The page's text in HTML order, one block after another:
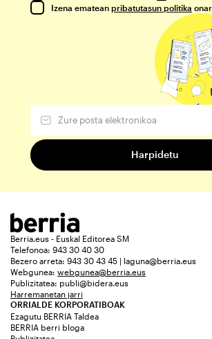
Izena ematean pribatutasun politika
Berria.eus - Euskal Editorea SM
Telefonoa: 943 30 40 30
Bezero arreta: 943 30 43 45 | laguna@berria.eus
Webgunea: webgunea@berria.eus
Publizitatea: publi@bidera.eus
Harremanetan jarri
ORRIALDE KORPORATIBOAK
Ezagutu BERRIA Taldea
BERRIA berri bloga